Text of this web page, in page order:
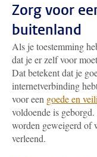
Zorg voor
buitenland
Als je toestemming
dat je er zelf voor
Dat betekent dat je
internetverbinding
voor een goede en
voldoende is
worden geweigerd of
verleend.